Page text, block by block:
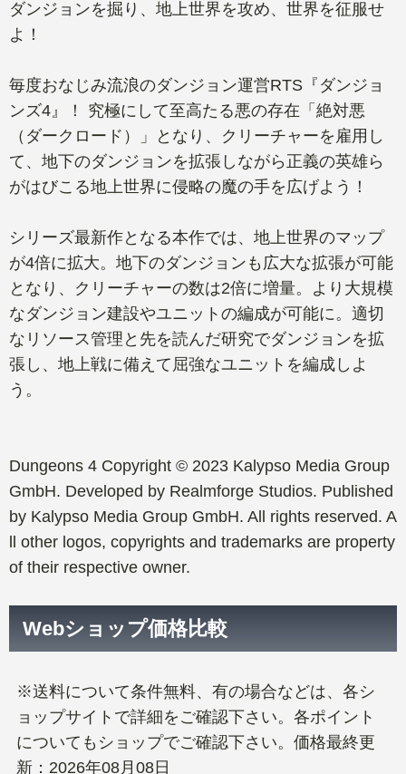
ダンジョンを掘り、地上世界を攻め、世界を征服せ
よ！
毎度おなじみ流浪のダンジョン運営RTS『ダンジョ
ンズ4』！ 究極にして至高たる悪の存在「絶対悪
（ダークロード）」となり、クリーチャーを雇用し
て、地下のダンジョンを拡張しながら正義の英雄ら
がはびこる地上世界に侵略の魔の手を広げよう！
シリーズ最新作となる本作では、地上世界のマップ
が4倍に拡大。地下のダンジョンも広大な拡張が可能
となり、クリーチャーの数は2倍に増量。より大規模
なダンジョン建設やユニットの編成が可能に。適切
なリソース管理と先を読んだ研究でダンジョンを拡
張し、地上戦に備えて屈強なユニットを編成しよ
う。
Dungeons 4 Copyright © 2023 Kalypso Media Group
GmbH. Developed by Realmforge Studios. Published
by Kalypso Media Group GmbH. All rights reserved. A
ll other logos, copyrights and trademarks are property
of their respective owner.
Webショップ価格比較
※送料について条件無料、有の場合などは、各シ
ョップサイトで詳細をご確認下さい。各ポイント
についてもショップでご確認下さい。価格最終更
新：2026年08月08日